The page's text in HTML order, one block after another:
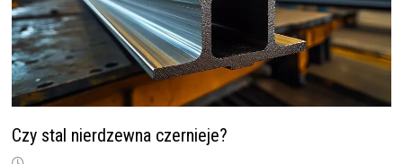
Czy stal nierdzewna czernieje?